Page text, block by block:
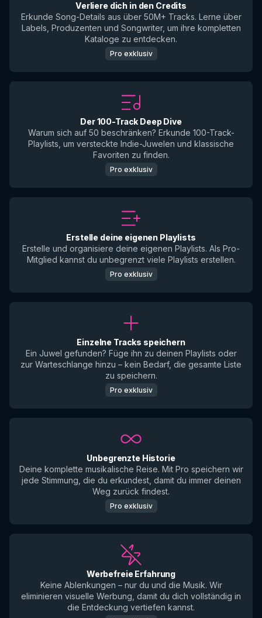
Verliere dich in den Credits
Erkunde Song-Details aus über 50M+ Tracks. Lerne über
Labels, Produzenten und Songwriter, um ihre kompletten
Kataloge zu entdecken.
Pro exklusiv
Der 100-Track Deep Dive
Warum sich auf 50 beschränken? Erkunde 100-Track-
Playlists, um versteckte Indie-Juwelen und klassische
Favoriten zu finden.
Pro exklusiv
Erstelle deine eigenen Playlists
Erstelle und organisiere deine eigenen Playlists. Als Pro-
Mitglied kannst du unbegrenzt viele Playlists erstellen.
Pro exklusiv
Einzelne Tracks speichern
Ein Juwel gefunden? Füge ihn zu deinen Playlists oder
zur Warteschlange hinzu – kein Bedarf, die gesamte Liste
zu speichern.
Pro exklusiv
Unbegrenzte Historie
Deine komplette musikalische Reise. Mit Pro speichern wir
jede Stimmung, die du erkundest, damit du immer deinen
Weg zurück findest.
Pro exklusiv
Werbefreie Erfahrung
Keine Ablenkungen – nur du und die Musik. Wir
eliminieren visuelle Werbung, damit du dich vollständig in
die Entdeckung vertiefen kannst.